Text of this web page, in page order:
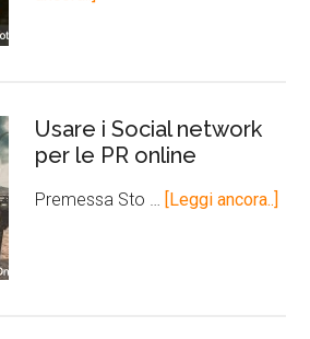
Usare i Social network
per le PR online
Premessa Sto … [Leggi ancora..]